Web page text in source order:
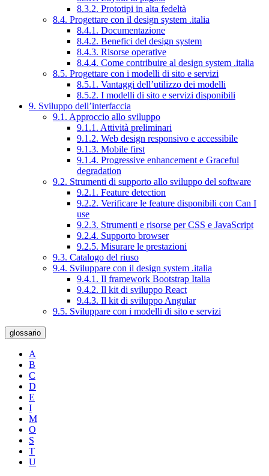
8.3.2. Prototipi in alta fedeltà
8.4. Progettare con il design system .italia
8.4.1. Documentazione
8.4.2. Benefici del design system
8.4.3. Risorse operative
8.4.4. Come contribuire al design system .italia
8.5. Progettare con i modelli di sito e servizi
8.5.1. Vantaggi dell’utilizzo dei modelli
8.5.2. I modelli di sito e servizi disponibili
9. Sviluppo dell’interfaccia
9.1. Approccio allo sviluppo
9.1.1. Attività preliminari
9.1.2. Web design responsivo e accessibile
9.1.3. Mobile first
9.1.4. Progressive enhancement e Graceful
degradation
9.2. Strumenti di supporto allo sviluppo del software
9.2.1. Feature detection
9.2.2. Verificare le feature disponibili con Can I
use
9.2.3. Strumenti e risorse per CSS e JavaScript
9.2.4. Supporto browser
9.2.5. Misurare le prestazioni
9.3. Catalogo del riuso
9.4. Sviluppare con il design system .italia
9.4.1. Il framework Bootstrap Italia
9.4.2. Il kit di sviluppo React
9.4.3. Il kit di sviluppo Angular
9.5. Sviluppare con i modelli di sito e servizi
glossario
A
B
C
D
E
I
M
O
S
T
U